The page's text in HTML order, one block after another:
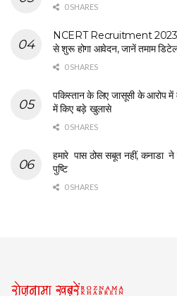
0 SHARES
NCERT Recruitment 2023 में
से शुरू होगा आवेदन, जानें तमाम
0 SHARES
पकिस्तान के लिए जासूसी के आरोप में
में किए बड़े खुलासे
0 SHARES
हमारे पास ठोस सबूत नहीं, कनाडा ने
पुष्टि
0 SHARES